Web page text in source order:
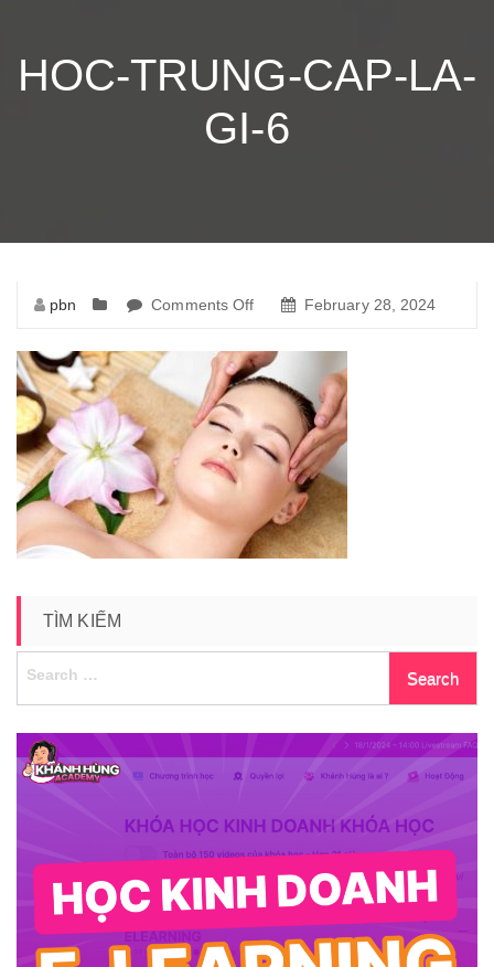
HOC-TRUNG-CAP-LA-
GI-6
pbn Comments Off
trung-
cap-
gi-
6
February 28, 2024
TÌM KIẾM
Search